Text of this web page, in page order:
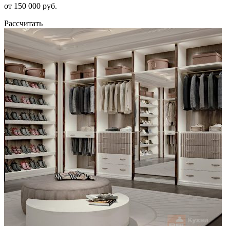
от 150 000 руб.
Рассчитать